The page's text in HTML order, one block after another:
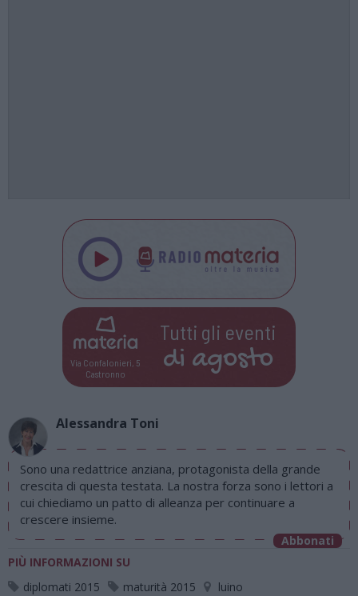
Via Confalonieri, 5
Castronno
Tutti gli eventi
di agosto
Alessandra Toni
Sono una redattrice anziana, protagonista della grande
crescita di questa testata. La nostra forza sono i lettori a
cui chiediamo un patto di alleanza per continuare a
crescere insieme.
Abbonati
PIÙ INFORMAZIONI SU
diplomati 2015
maturità 2015 luino